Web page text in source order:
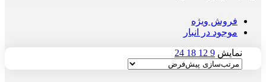
فروش ویژه
موجود در انبار
نمایش 9
12
18
24